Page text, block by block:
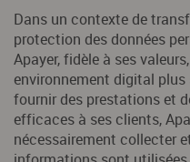
Dans un contexte de
protection des données
Apayer, fidèle à ses
environnement digital
fournir des prestations et
efficaces à ses clients,
nécessairement collecter